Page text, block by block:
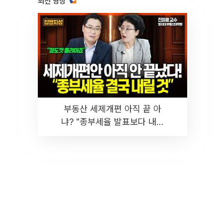
부동산 세제개편 아직 끝 아
냐? "종부세율 발표보다 내릴